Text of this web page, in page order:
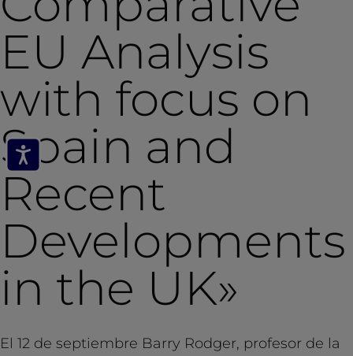
EU Analysis
with focus on
Spain and
Recent
Developments
in the UK»
El 12 de septiembre Barry Rodger, profesor de la